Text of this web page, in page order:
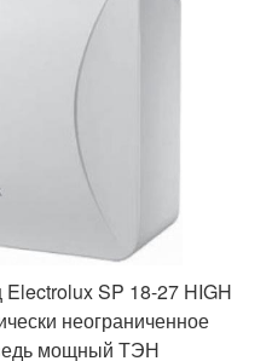
SP 18-27 HIGH
неограниченное
мощный ТЭН